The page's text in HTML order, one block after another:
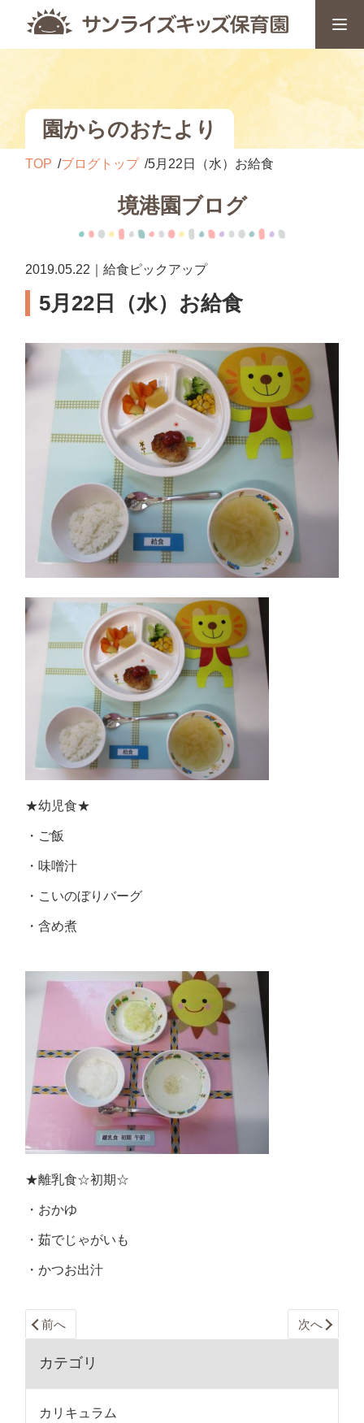
園からのおたより
TOP ブログトップ 5月22日（水）お給食
境港園ブログ
2019.05.22｜給食ピックアップ
5月22日（水）お給食
★幼児食★
・ご飯
・味噌汁
・こいのぼりバーグ
・含め煮
★離乳食☆初期☆
・おかゆ
・茹でじゃがいも
・かつお出汁
前へ 次へ
カテゴリ
カリキュラム